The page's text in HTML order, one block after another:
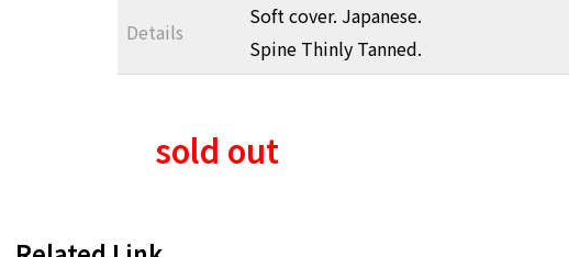
Details
Soft cover. Japanese.
Spine Thinly Tanned.
sold out